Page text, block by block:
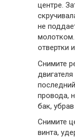
центре.
не
отвертки
Снимите
провода,
бак,
Снимите
винта,